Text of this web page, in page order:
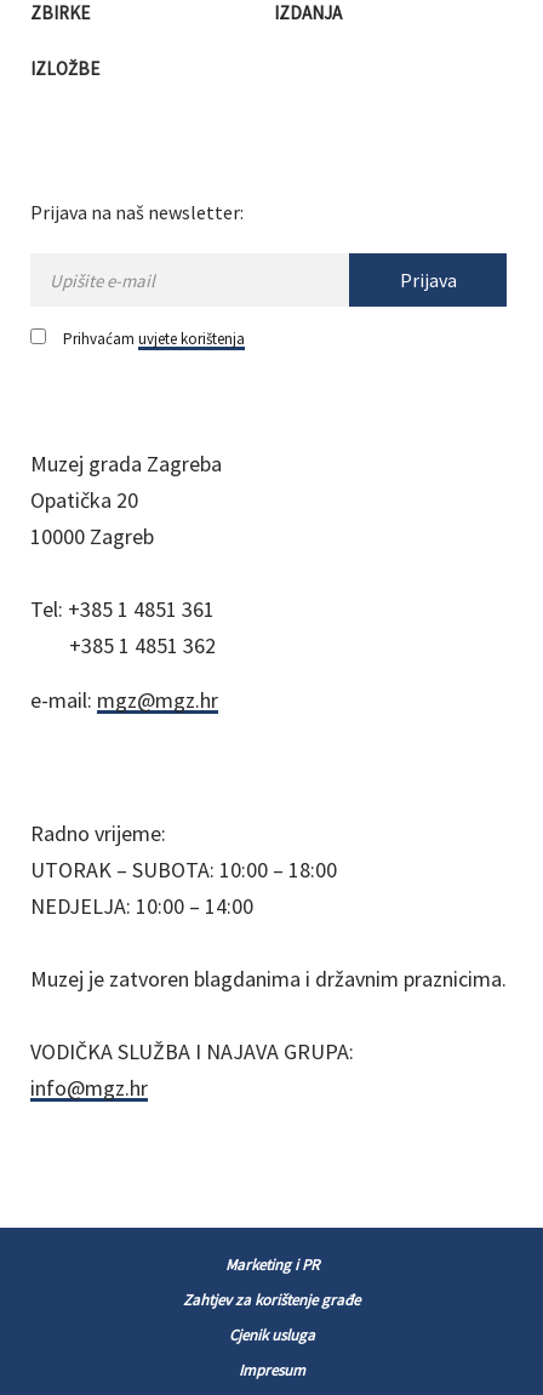
ZBIRKE
IZLOŽBE
IZDANJA
Prijava na naš newsletter:
Prijava
Prihvaćam uvjete korištenja
Muzej grada Zagreba
Opatička 20
10000 Zagreb
Tel: +385 1 4851 361
+385 1 4851 362
e-mail: mgz@mgz.hr
Radno vrijeme:
UTORAK – SUBOTA: 10:00 – 18:00
NEDJELJA: 10:00 – 14:00
Muzej je zatvoren blagdanima i državnim praznicima.
VODIČKA SLUŽBA I NAJAVA GRUPA:
info@mgz.hr
Marketing i PR
Zahtjev za korištenje građe
Cjenik usluga
Impresum